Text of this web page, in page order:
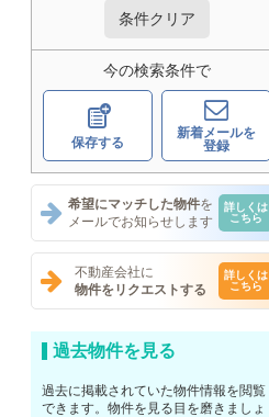
条件クリア
今の検索条件で
保存する
新着メールを
登録
希望にマッチした物件を
メールでお知らせします
詳しくは
こちら
不動産会社に
物件をリクエストする
詳しくは
こちら
過去物件を見る
過去に掲載されていた物件情報を閲覧
できます。物件を見る目を磨きましょ